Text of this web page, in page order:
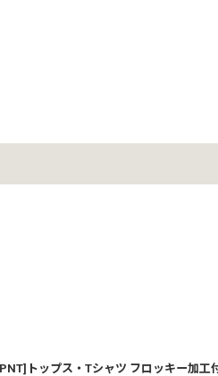
]
トップス・Tシャツ フロッキー加工